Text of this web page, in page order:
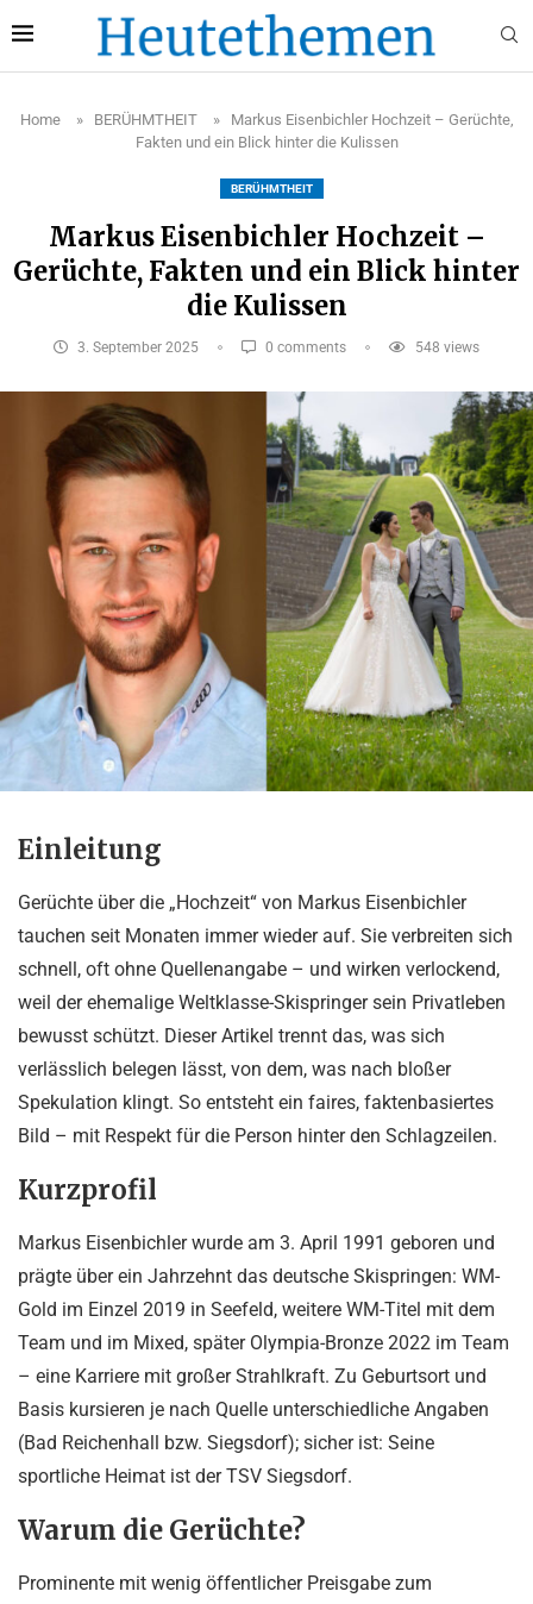
Home » BERÜHMTHEIT »
Markus Eisenbichler Hochzeit – Gerüchte,
Fakten und ein Blick hinter die Kulissen
BERÜHMTHEIT
Markus Eisenbichler Hochzeit –
Gerüchte, Fakten und ein Blick hinter
die Kulissen
3. September 2025 0 comments 548 views
Einleitung
Gerüchte über die „Hochzeit“ von Markus Eisenbichler
tauchen seit Monaten immer wieder auf. Sie verbreiten sich
schnell, oft ohne Quellenangabe – und wirken verlockend,
weil der ehemalige Weltklasse-Skispringer sein Privatleben
bewusst schützt. Dieser Artikel trennt das, was sich
verlässlich belegen lässt, von dem, was nach bloßer
Spekulation klingt. So entsteht ein faires, faktenbasiertes
Bild – mit Respekt für die Person hinter den Schlagzeilen.
Kurzprofil
Markus Eisenbichler wurde am 3. April 1991 geboren und
prägte über ein Jahrzehnt das deutsche Skispringen: WM-
Gold im Einzel 2019 in Seefeld, weitere WM-Titel mit dem
Team und im Mixed, später Olympia-Bronze 2022 im Team
– eine Karriere mit großer Strahlkraft. Zu Geburtsort und
Basis kursieren je nach Quelle unterschiedliche Angaben
(Bad Reichenhall bzw. Siegsdorf); sicher ist: Seine
sportliche Heimat ist der TSV Siegsdorf.
Warum die Gerüchte?
Prominente mit wenig öffentlicher Preisgabe zum